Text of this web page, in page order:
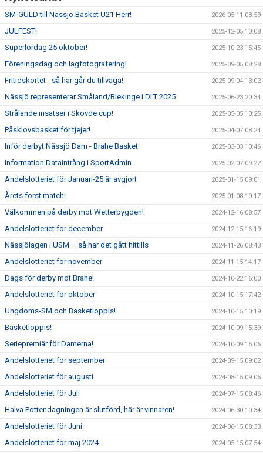
SM-GULD till Nässjö Basket U21 Herr! 2026-05-11 08:59
JULFEST! 2025-12-05 10:08
Superlördag 25 oktober! 2025-10-23 15:45
Föreningsdag och lagfotografering! 2025-09-05 08:28
Fritidskortet - så här går du tillväga! 2025-09-04 13:02
Nässjö representerar Småland/Blekinge i DLT 2025 2025-06-23 20:34
Strålande insatser i Skövde cup! 2025-05-05 10:25
Påsklovsbasket för tjejer! 2025-04-07 08:24
Inför derbyt Nässjö Dam - Brahe Basket 2025-03-03 10:46
Information Dataintrång i SportAdmin 2025-02-07 09:22
Andelslotteriet för Januari-25 är avgjort 2025-01-15 09:01
Årets först match! 2025-01-08 10:17
Välkommen på derby mot Wetterbygden! 2024-12-16 08:57
Andelslotteriet för december 2024-12-15 16:19
Nässjölagen i USM – så har det gått hittills 2024-11-26 08:43
Andelslotteriet för november 2024-11-15 14:17
Dags för derby mot Brahe! 2024-10-22 16:00
Andelslotteriet för oktober 2024-10-15 17:42
Ungdoms-SM och Basketloppis! 2024-10-15 10:19
Basketloppis! 2024-10-09 15:39
Seriepremiär för Damerna! 2024-10-09 15:06
Andelslotteriet för september 2024-09-15 09:02
Andelslotteriet för augusti 2024-08-15 09:05
Andelslotteriet för Juli 2024-07-15 08:46
Halva Pottendagningen är slutförd, här är vinnaren! 2024-06-30 10:34
Andelslotteriet för Juni 2024-06-15 08:33
Andelslotteriet för maj 2024 2024-05-15 07:54